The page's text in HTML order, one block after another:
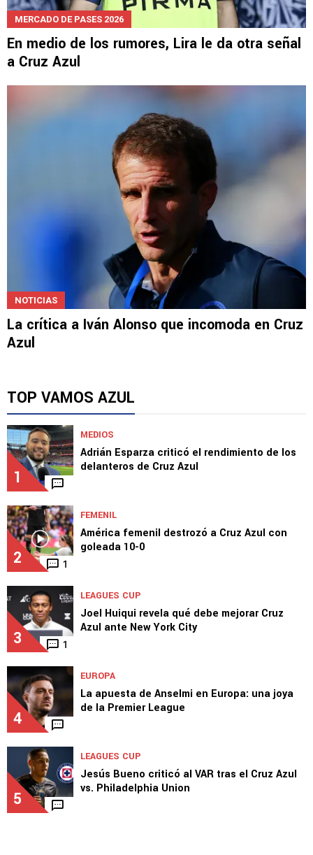
MERCADO DE PASES 2026
En medio de los rumores, Lira le da otra señal
a Cruz Azul
NOTICIAS
La crítica a Iván Alonso que incomoda en Cruz
Azul
TOP VAMOS AZUL
1
MEDIOS
Adrián Esparza criticó el rendimiento de los
delanteros de Cruz Azul
2 1
FEMENIL
América femenil destrozó a Cruz Azul con
goleada 10-0
3 1
LEAGUES CUP
Joel Huiqui revela qué debe mejorar Cruz
Azul ante New York City
4
EUROPA
La apuesta de Anselmi en Europa: una joya
de la Premier League
5
LEAGUES CUP
Jesús Bueno criticó al VAR tras el Cruz Azul
vs. Philadelphia Union